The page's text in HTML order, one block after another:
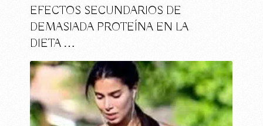
EFECTOS SECUNDARIOS DE
DEMASIADA PROTEÍNA EN LA
DIETA …